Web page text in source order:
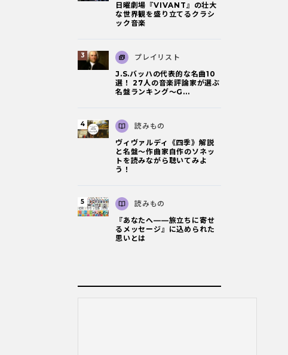
日曜劇場『VIVANT』の壮大
な世界観を盛り立てるクラシ
ック音楽
プレイリスト
J.S.バッハの代表的な名曲10
選！ 27人の音楽評論家が選ぶ
名盤ランキング〜G...
読みもの
ヴィヴァルディ《四季》解説
と名盤～作曲家自作のソネッ
トを読みながら聴いてみよ
う！
読みもの
『あなたへ――旅立ちに寄せ
るメッセージ』に込められた
思いとは